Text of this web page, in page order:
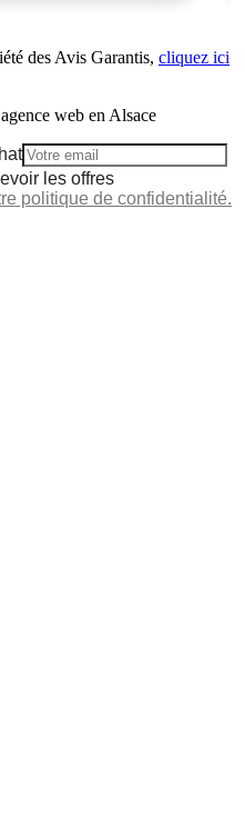
des Avis Garantis, cliquez ici
web en Alsace
les offres
politique de confidentialité.